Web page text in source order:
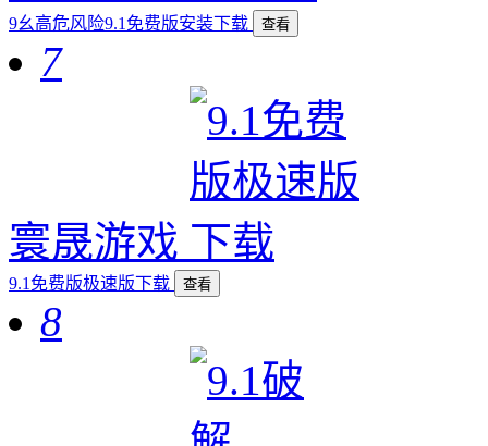
9幺高危风险9.1免费版安装下载 查看
7
寰晟游戏
9.1免费版极速版下载 查看
8